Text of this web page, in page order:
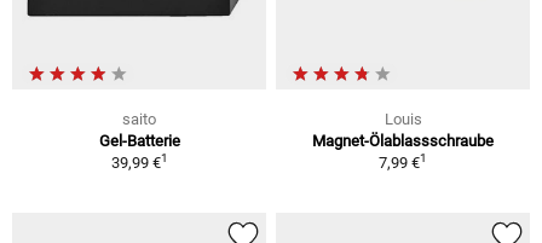
saito
Gel-Batterie
39,99 €1
Louis
Magnet-Ölablassschraube
7,99 €1